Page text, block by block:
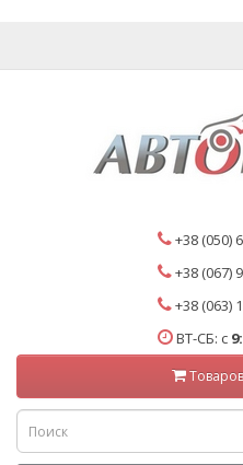
+38 (050)
+38 (067)
+38 (063)
ВТ-СБ: с